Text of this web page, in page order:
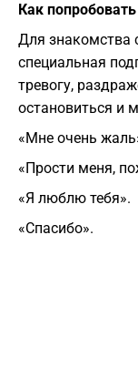
Как
Для знакомства
специальная
тревогу,
остановиться и
«Мне очень
«Прости меня,
«Я люблю тебя».
«Спасибо».